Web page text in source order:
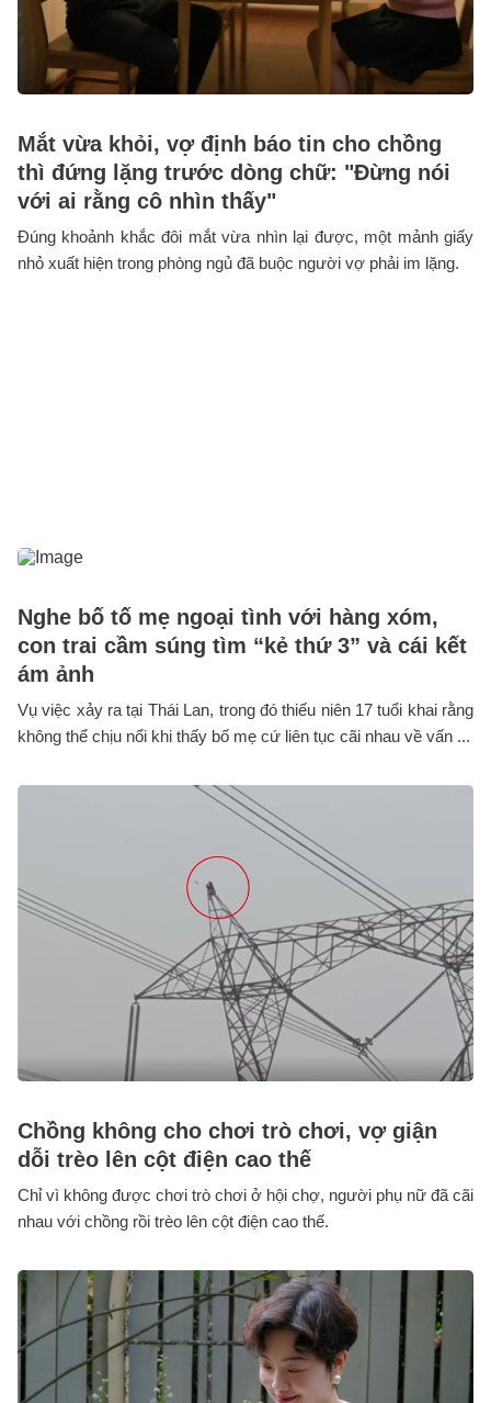
Mắt vừa khỏi, vợ định báo tin cho chồng
thì đứng lặng trước dòng chữ: "Đừng nói
với ai rằng cô nhìn thấy"
Đúng khoảnh khắc đôi mắt vừa nhìn lại được, một mảnh giấy
nhỏ xuất hiện trong phòng ngủ đã buộc người vợ phải im lặng.
Nghe bố tố mẹ ngoại tình với hàng xóm,
con trai cầm súng tìm “kẻ thứ 3” và cái kết
ám ảnh
Vụ việc xảy ra tại Thái Lan, trong đó thiếu niên 17 tuổi khai rằng
không thể chịu nổi khi thấy bố mẹ cứ liên tục cãi nhau về vấn ...
Chồng không cho chơi trò chơi, vợ giận
dỗi trèo lên cột điện cao thế
Chỉ vì không được chơi trò chơi ở hội chợ, người phụ nữ đã cãi
nhau với chồng rồi trèo lên cột điện cao thế.